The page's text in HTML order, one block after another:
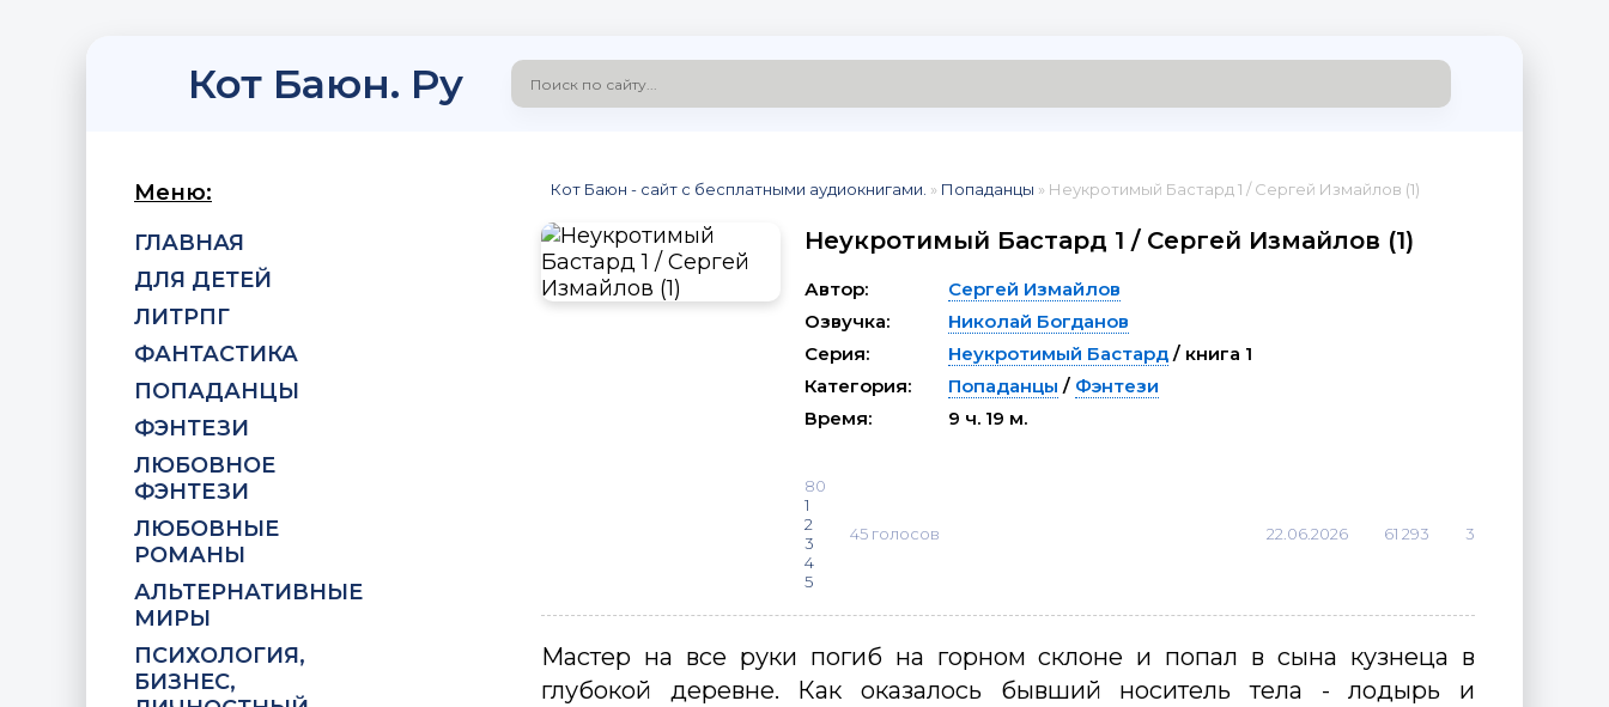
Кот Баюн. Ру
Меню:
ГЛАВНАЯ
ДЛЯ ДЕТЕЙ
ЛИТРПГ
ФАНТАСТИКА
ПОПАДАНЦЫ
ФЭНТЕЗИ
ЛЮБОВНОЕ
ФЭНТЕЗИ
ЛЮБОВНЫЕ
РОМАНЫ
АЛЬТЕРНАТИВНЫЕ
МИРЫ
ПСИХОЛОГИЯ,
БИЗНЕС,
Кот Баюн - сайт с бесплатными аудиокнигами. » Попаданцы » Неукротимый Бастард 1 / Сергей Измайлов (1)
Неукротимый Бастард 1 / Сергей Измайлов (1)
Автор:
Сергей Измайлов
Озвучка:
Николай Богданов
Серия:
Неукротимый Бастард / книга 1
Категория:
Попаданцы / Фэнтези
Время:
9 ч. 19 м.
80
1
2
3
4
5
45 голосов 22.06.2026 61 293 3
Мастер на все руки погиб на горном склоне и попал в сына кузнеца в
глубокой деревне. Как оказалось бывший носитель тела - лодырь и